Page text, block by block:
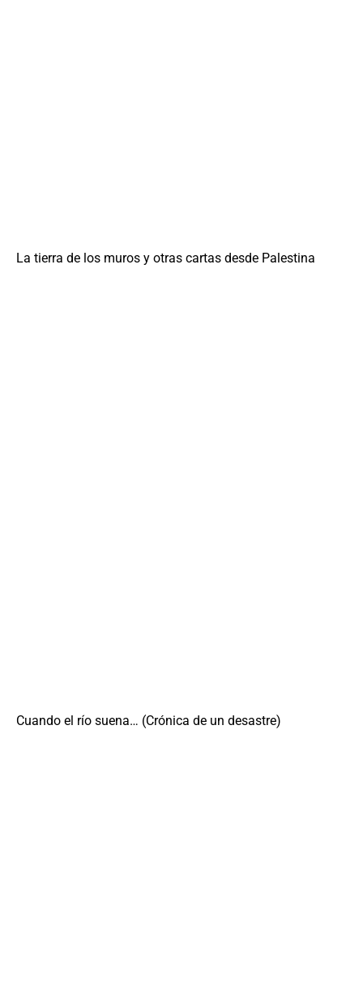
La tierra de los muros y otras cartas desde Palestina
Cuando el río suena… (Crónica de un desastre)